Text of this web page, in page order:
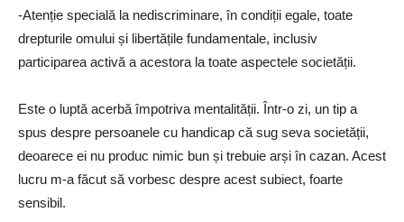
-Atenție specială la nediscriminare, în condiții egale, toate
drepturile omului și libertățile fundamentale, inclusiv
participarea activă a acestora la toate aspectele societății.
Este o luptă acerbă împotriva mentalității. Într-o zi, un tip a
spus despre persoanele cu handicap că sug seva societății,
deoarece ei nu produc nimic bun și trebuie arși în cazan. Acest
lucru m-a făcut să vorbesc despre acest subiect, foarte
sensibil.